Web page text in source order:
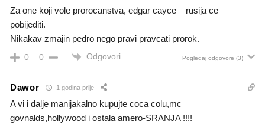
Za one koji vole prorocanstva, edgar cayce – rusija ce
pobijediti.
Nikakav zmajin pedro nego pravi pravcati prorok.
0 0 Odgovori Pogledaj odgovore (3)
Dawor 1 godina prije
A vi i dalje manijakalno kupujte coca colu,mc
govnalds,hollywood i ostala amero-SRANJA !!!!